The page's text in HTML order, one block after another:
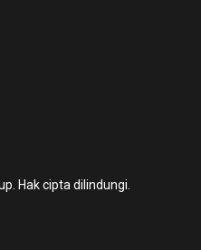
Hak cipta dilindungi.